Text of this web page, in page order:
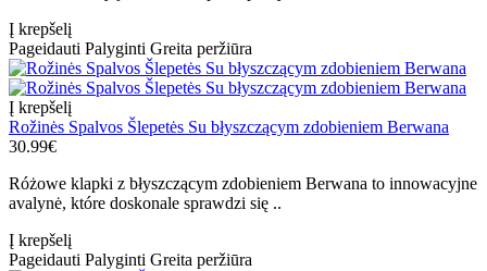
Į krepšelį
Pageidauti Palyginti Greita peržiūra
Į krepšelį
Rožinės Spalvos Šlepetės Su błyszczącym zdobieniem Berwana
30.99€
Różowe klapki z błyszczącym zdobieniem Berwana to innowacyjne
avalynė, które doskonale sprawdzi się ..
Į krepšelį
Pageidauti Palyginti Greita peržiūra